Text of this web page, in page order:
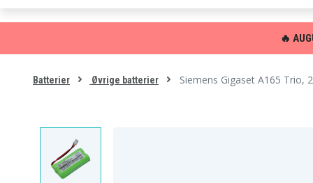
🔥
Batterier Øvrige batterier Siemens Gigaset A165 Trio,